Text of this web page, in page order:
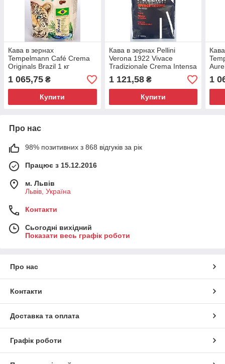
Кава в зернах
Tempelmann Café Crema
Originals Brazil 1 кг
1 065,75 ₴
Купити
Кава в зернах Pellini
Verona 1922 Vivace
Tradizionale Crema Intensa
1кг
1 121,58₴
Купити
1
Про нас
98% позитивних з 868 відгуків за рік
Працює з 15.12.2016
м. Львів
Львів, Україна
Контакти
Сьогодні вихідний
Показати весь графік роботи
Про нас
Контакти
Доставка та оплата
Графік роботи